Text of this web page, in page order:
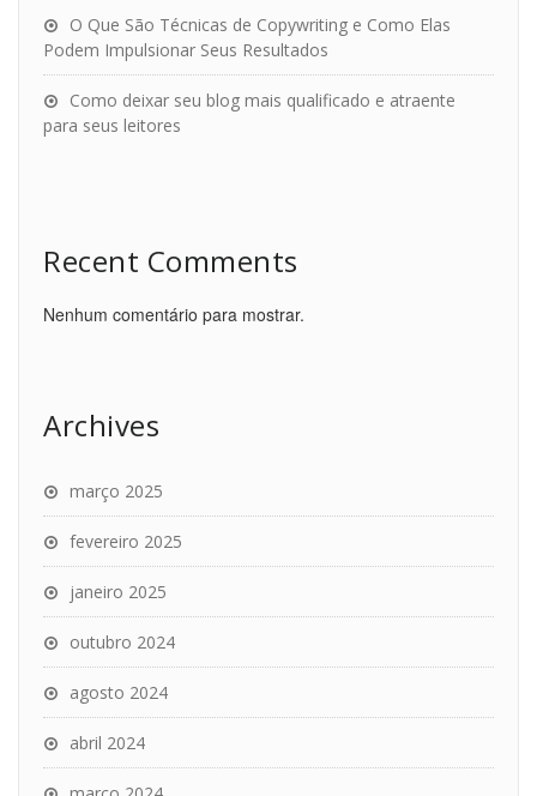
O Que São Técnicas de Copywriting e Como Elas
Podem Impulsionar Seus Resultados
Como deixar seu blog mais qualificado e atraente
para seus leitores
Recent Comments
Nenhum comentário para mostrar.
Archives
março 2025
fevereiro 2025
janeiro 2025
outubro 2024
agosto 2024
abril 2024